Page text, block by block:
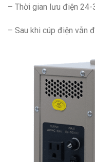
– Thời gian lưu điện 24-
– Sau khi cúp điện vẫn